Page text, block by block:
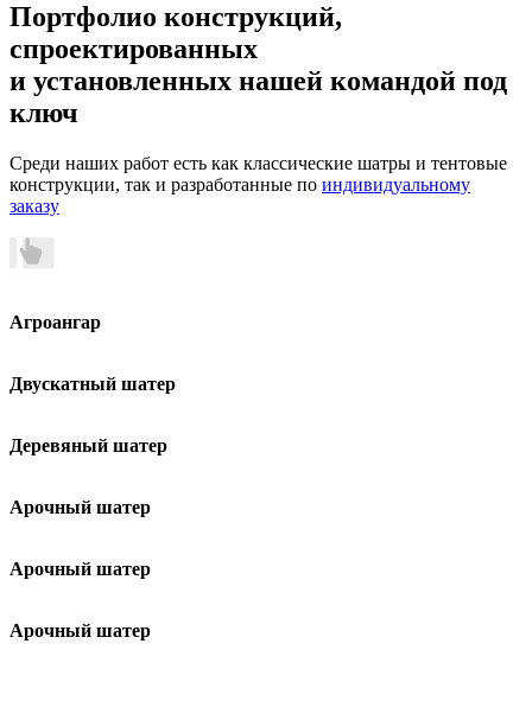
Портфолио конструкций,
спроектированных
и установленных нашей командой под
ключ
Среди наших работ есть как классические шатры и тентовые
конструкции, так и разработанные по индивидуальному
заказу
Агроангар
Двускатный шатер
Деревяный шатер
Арочный шатер
Арочный шатер
Арочный шатер